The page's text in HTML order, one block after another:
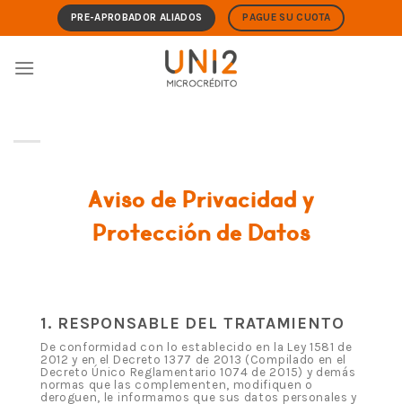
to
PRE-APROBADOR ALIADOS PAGUE SU CUOTA
Aviso de Privacidad y
Protección de Datos
1. RESPONSABLE DEL TRATAMIENTO
De conformidad con lo establecido en la Ley 1581 de
2012 y en el Decreto 1377 de 2013 (Compilado en el
Decreto Único Reglamentario 1074 de 2015) y demás
normas que las complementen, modifiquen o
deroguen, le informamos que sus datos personales y